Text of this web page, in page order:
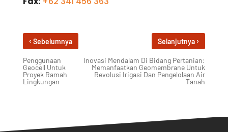
‹ Sebelumnya
Penggunaan
Geocell Untuk
Proyek Ramah
Lingkungan
Selanjutnya ›
Inovasi Mendalam Di Bidang Pertanian:
Memanfaatkan Geomembrane Untuk
Revolusi Irigasi Dan Pengelolaan Air
Tanah